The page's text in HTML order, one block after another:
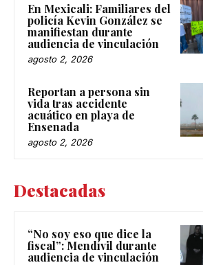
En Mexicali: Familiares del
policía Kevin González se
manifiestan durante
audiencia de vinculación
agosto 2, 2026
Reportan a persona sin
vida tras accidente
acuático en playa de
Ensenada
agosto 2, 2026
Destacadas
“No soy eso que dice la
fiscal”: Mendívil durante
audiencia de vinculación